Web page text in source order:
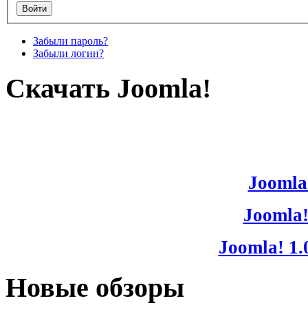
Забыли пароль?
Забыли логин?
Скачать Joomla!
Joomla!
Новые обзоры